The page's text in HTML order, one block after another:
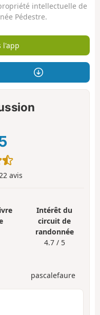
intellectuelle de
Pédestre.
l'app
avis
Intérêt du
circuit de
randonnée
4.7 / 5
pascalefaure